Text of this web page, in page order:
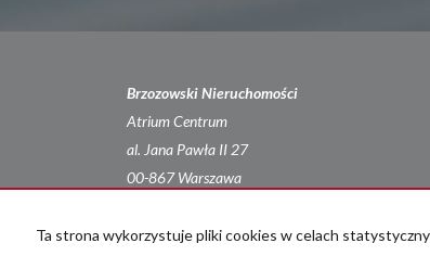
Brzozowski Nieruchomości
Atrium Centrum
al. Jana Pawła II 27
00-867 Warszawa
e-mail: biuro@b-n.com.pl
Ta strona wykorzystuje pliki cookies w celach